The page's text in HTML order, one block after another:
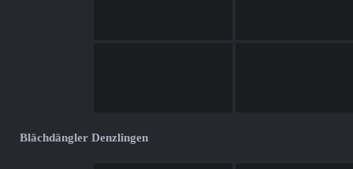
Blächdängler Denzlingen